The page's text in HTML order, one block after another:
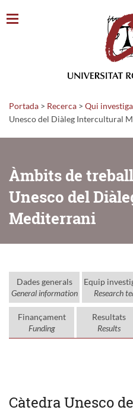
Portada > Recerca > Qui investiga
Unesco del Diàleg Intercultural
Àmbits de
Unesco del
Mediterrani
Dades generals
General information
Equip
Research
Finançament
Funding
Resultats
Results
Càtedra Unesco